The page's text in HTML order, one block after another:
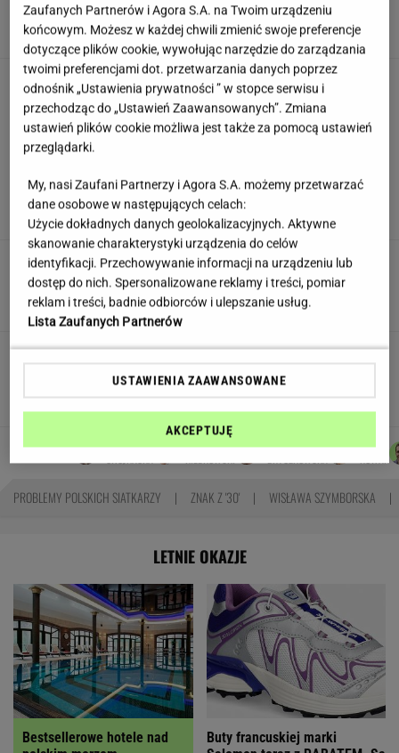
kontroli PiS. "Znalazł się w pułapce"
SUBSKRYPCJA
Quiz. Gdzie leży Kapsztad, a gdzie Zurych? To
test dla wyjadaczy!
nieprzyjemne konsekwencje. Też tak robisz?
MATERIAŁ PROMOCYJNY
Partnerka Litewki po jego
śmierci: Niektórzy zlecieli się jak sępy
SUBSKRYPCJA
Wzięli pod lupę wielką reformę Muska. Gdzie
się podziały miliardy oszczędności?
MARIA KORCZ
Autorzy:
JOANNA
MICHAŁ
JUSTYNA
MARTA
PROBLEMY POLSKICH SIATKARZY ZNAK Z '30' WISŁAWA SZYMBORSKA
LETNIE OKAZJE
Bestsellerowe hotele nad
Buty francuskiej marki
Zaufanych Partnerów i Agora S.A. na Twoim urządzeniu
końcowym. Możesz w każdej chwili zmienić swoje preferencje
dotyczące plików cookie, wywołując narzędzie do zarządzania
twoimi preferencjami dot. przetwarzania danych poprzez
odnośnik „Ustawienia prywatności ” w stopce serwisu i
przechodząc do „Ustawień Zaawansowanych”. Zmiana
ustawień plików cookie możliwa jest także za pomocą ustawień
przeglądarki.
My, nasi Zaufani Partnerzy i Agora S.A. możemy przetwarzać
dane osobowe w następujących celach:
Użycie dokładnych danych geolokalizacyjnych. Aktywne
skanowanie charakterystyki urządzenia do celów
identyfikacji. Przechowywanie informacji na urządzeniu lub
dostęp do nich. Spersonalizowane reklamy i treści, pomiar
reklam i treści, badnie odbiorców i ulepszanie usług.
Lista Zaufanych Partnerów
USTAWIENIA ZAAWANSOWANE
AKCEPTUJĘ